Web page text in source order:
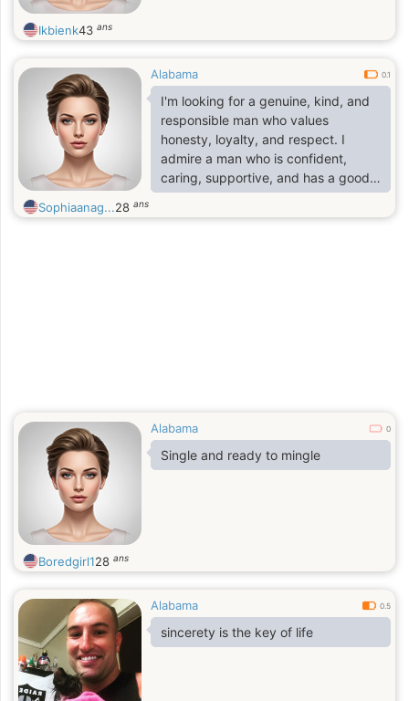
Ikbienk43 ans
Alabama 0.1
I'm looking for a genuine, kind, and
responsible man who values
honesty, loyalty, and respect. I
admire a man who is confident,
caring, supportive, and has a good
sense of humor. I believe that a
strong relationship is built on trust,
Sophiaanag...28 ans
Alabama 0
Single and ready to mingle
Boredgirl128 ans
Alabama 0.5
sincerety is the key of life